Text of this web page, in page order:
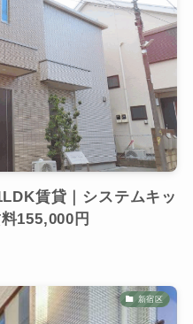
賃貸｜システムキッ
155,000円
新宿区